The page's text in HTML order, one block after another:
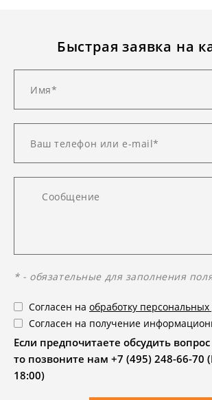
Быстрая заявка на
* - обязательные для заполнения
Согласен на обработку
Согласен на получение
Если предпочитаете обсудить
то позвоните нам +7 (495) 248-66-70
18:00)